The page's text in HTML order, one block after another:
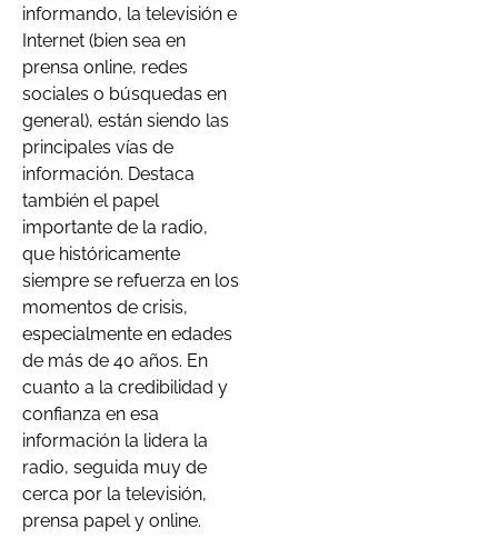
informando, la televisión e
Internet (bien sea en
prensa online, redes
sociales o búsquedas en
general), están siendo las
principales vías de
información. Destaca
también el papel
importante de la radio,
que históricamente
siempre se refuerza en los
momentos de crisis,
especialmente en edades
de más de 40 años. En
cuanto a la credibilidad y
confianza en esa
información la lidera la
radio, seguida muy de
cerca por la televisión,
prensa papel y online.